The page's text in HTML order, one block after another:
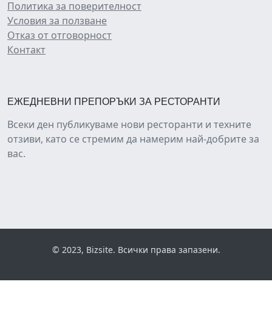
Политика за поверителност
Условия за ползване
Отказ от отговорност
Контакт
ЕЖЕДНЕВНИ ПРЕПОРЪКИ ЗА РЕСТОРАНТИ
Всеки ден публикуваме нови ресторанти и техните
отзиви, като се стремим да намерим най-добрите за
вас.
© 2023, Bizsite. Всички права запазени.